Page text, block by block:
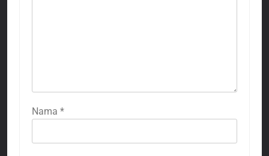
Nama *